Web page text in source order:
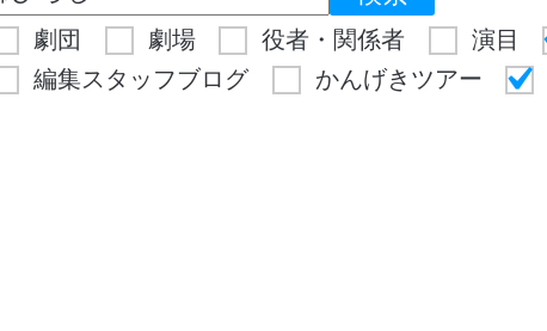
劇団 劇場 役者・関係者 演目
編集スタッフブログ
かんげきツアー